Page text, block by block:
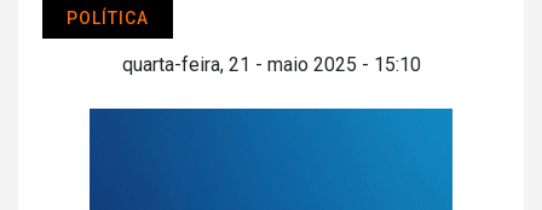
POLÍTICA
quarta-feira, 21 - maio 2025 - 15:10